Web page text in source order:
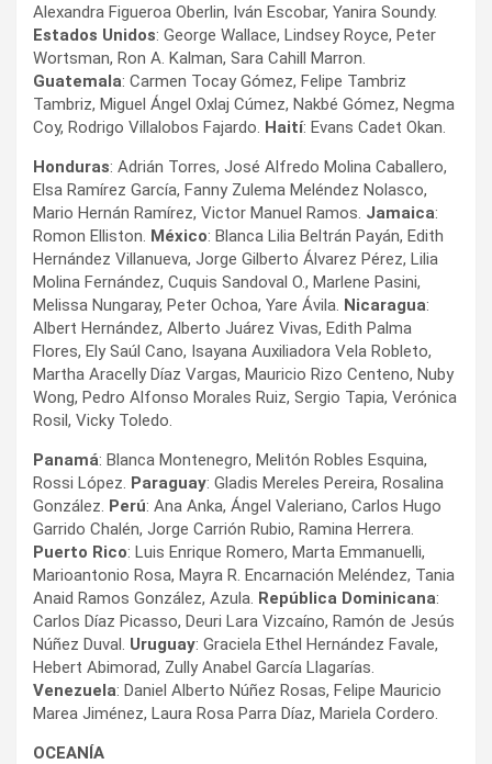
Alexandra Figueroa Oberlin, Iván Escobar, Yanira Soundy.
Estados Unidos: George Wallace, Lindsey Royce, Peter
Wortsman, Ron A. Kalman, Sara Cahill Marron.
Guatemala: Carmen Tocay Gómez, Felipe Tambriz
Tambriz, Miguel Ángel Oxlaj Cúmez, Nakbé Gómez, Negma
Coy, Rodrigo Villalobos Fajardo. Haití: Evans Cadet Okan.
Honduras: Adrián Torres, José Alfredo Molina Caballero,
Elsa Ramírez García, Fanny Zulema Meléndez Nolasco,
Mario Hernán Ramírez, Victor Manuel Ramos. Jamaica:
Romon Elliston. México: Blanca Lilia Beltrán Payán, Edith
Hernández Villanueva, Jorge Gilberto Álvarez Pérez, Lilia
Molina Fernández, Cuquis Sandoval O., Marlene Pasini,
Melissa Nungaray, Peter Ochoa, Yare Ávila. Nicaragua:
Albert Hernández, Alberto Juárez Vivas, Edith Palma
Flores, Ely Saúl Cano, Isayana Auxiliadora Vela Robleto,
Martha Aracelly Díaz Vargas, Mauricio Rizo Centeno, Nuby
Wong, Pedro Alfonso Morales Ruiz, Sergio Tapia, Verónica
Rosil, Vicky Toledo.
Panamá: Blanca Montenegro, Melitón Robles Esquina,
Rossi López. Paraguay: Gladis Mereles Pereira, Rosalina
González. Perú: Ana Anka, Ángel Valeriano, Carlos Hugo
Garrido Chalén, Jorge Carrión Rubio, Ramina Herrera.
Puerto Rico: Luis Enrique Romero, Marta Emmanuelli,
Marioantonio Rosa, Mayra R. Encarnación Meléndez, Tania
Anaid Ramos González, Azula. República Dominicana:
Carlos Díaz Picasso, Deuri Lara Vizcaíno, Ramón de Jesús
Núñez Duval. Uruguay: Graciela Ethel Hernández Favale,
Hebert Abimorad, Zully Anabel García Llagarías.
Venezuela: Daniel Alberto Núñez Rosas, Felipe Mauricio
Marea Jiménez, Laura Rosa Parra Díaz, Mariela Cordero.
OCEANÍA